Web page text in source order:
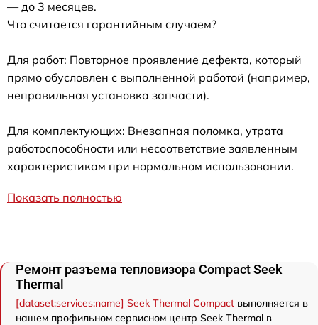
— до 3 месяцев.
Что считается гарантийным случаем?
Для работ: Повторное проявление дефекта, который
прямо обусловлен с выполненной работой (например,
неправильная установка запчасти).
Для комплектующих: Внезапная поломка, утрата
работоспособности или несоответствие заявленным
характеристикам при нормальном использовании.
Показать полностью
Ремонт разъема тепловизора Compact Seek
Thermal
[dataset:services:name] Seek Thermal Compact выполняется в
нашем профильном сервисном центр Seek Thermal в